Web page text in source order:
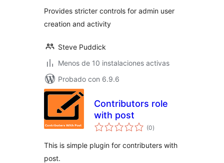
Provides stricter controls for admin user
creation and activity
Steve Puddick
Menos de 10 instalaciones activas
Probado con 6.9.6
Contributors role
with post
(0total
de
)
This is simple plugin for contributers with
post.